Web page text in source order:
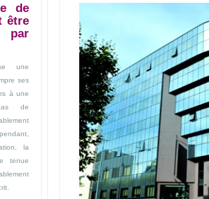
de
être
par
une
ses
à une
de
la
tenue